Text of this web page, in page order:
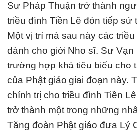
Sư Pháp Thuận trở thành
triều đình Tiền Lê đón tiếp sứ
Một vị trí mà sau này các
dành cho giới Nho sĩ. Sư Vạn
trường hợp khá tiêu biểu cho
của Phật giáo giai đoạn này.
chính trị cho triều đình Tiền
trở thành một trong những
Tăng đoàn Phật giáo đưa Lý